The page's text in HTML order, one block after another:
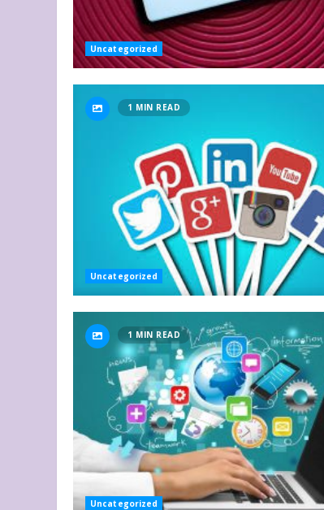
Uncategorized
1 MIN READ
Uncategorized
1 MIN READ
Uncategorized